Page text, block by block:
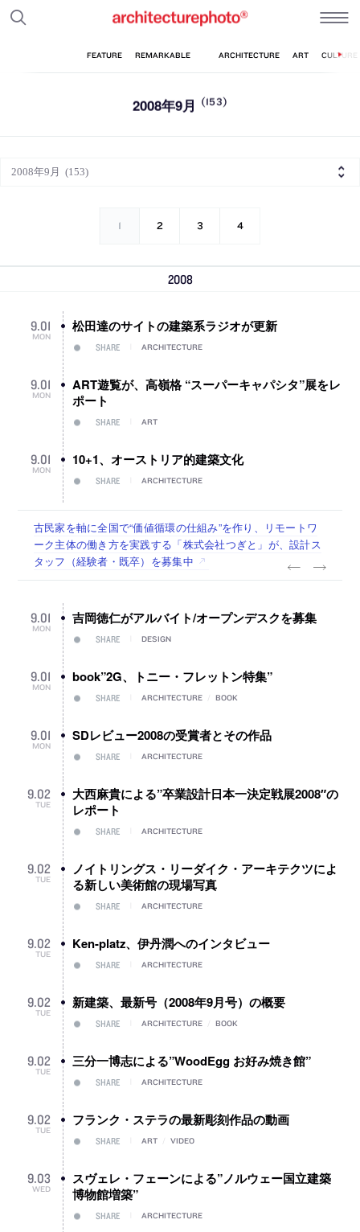
2008年9月 (153)
1 2 3 4
2008
9.01
MON
松田達のサイトの建築系ラジオが更新
SHARE ARCHITECTURE
9.01
MON
ART遊覧が、高嶺格 “スーパーキャパシタ”展をレ
ポート
SHARE ART
9.01
MON
10+1、オーストリア的建築文化
SHARE ARCHITECTURE
佐々木慧が主宰する「axonometric株式会社」が、設計スタ
ッフ（経験者・既卒・2027年新卒）を募集中
古民家を軸に全国で“価値循環の仕組み”を作り、リモートワ
ーク主体の働き方を実践する「株式会社つぎと」が、設計ス
タッフ（経験者・既卒）を募集中
リノベる株式会社が、設計パートナー (業務委託) を募集中
社会への影響力のある建築を手掛け、スタッフ同士で助け合
う環境づくりも行う「E.A.S.T.architects」が、設計スタッフ
（経験者・既卒・2027年新卒）を募集中
代官山を拠点に活動する「梅澤竜也 / ALA INC.」が、設計ス
タッフ・アルバイト・事務職を募集中
9.01
MON
吉岡徳仁がアルバイト/オープンデスクを募集
SHARE DESIGN
9.01
MON
book”2G、トニー・フレットン特集”
SHARE ARCHITECTURE BOOK
9.01
MON
SDレビュー2008の受賞者とその作品
SHARE ARCHITECTURE
9.02
TUE
大西麻貴による”卒業設計日本一決定戦展2008″の
レポート
SHARE ARCHITECTURE
9.02
TUE
ノイトリングス・リーダイク・アーキテクツによ
る新しい美術館の現場写真
SHARE ARCHITECTURE
9.02
TUE
Ken-platz、伊丹潤へのインタビュー
SHARE ARCHITECTURE
9.02
TUE
新建築、最新号（2008年9月号）の概要
SHARE ARCHITECTURE BOOK
9.02
TUE
三分一博志による”WoodEgg お好み焼き館”
SHARE ARCHITECTURE
9.02
TUE
フランク・ステラの最新彫刻作品の動画
SHARE ART VIDEO
9.03
WED
スヴェレ・フェーンによる”ノルウェー国立建築
博物館増築”
SHARE ARCHITECTURE